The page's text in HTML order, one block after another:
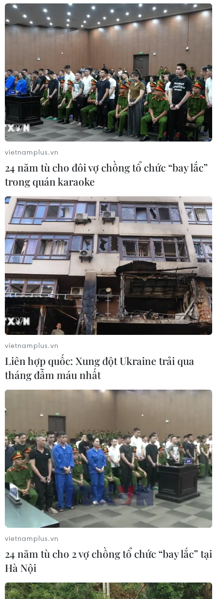
vietnamplus.vn
24 năm tù cho đôi vợ chồng tổ chức “bay lắc”
trong quán karaoke
vietnamplus.vn
Liên hợp quốc: Xung đột Ukraine trải qua
tháng đẫm máu nhất
vietnamplus.vn
24 năm tù cho 2 vợ chồng tổ chức “bay lắc” tại
Hà Nội